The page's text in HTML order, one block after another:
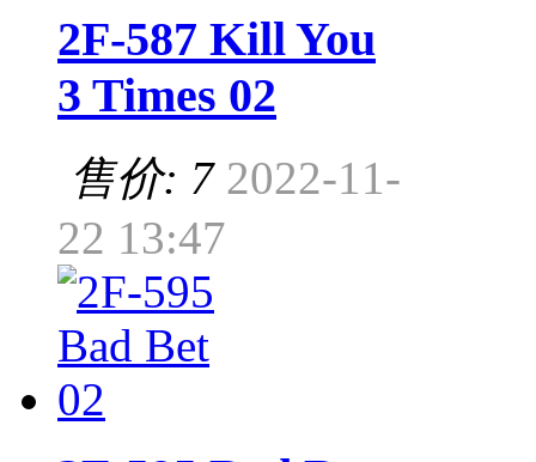
2F-587 Kill You
3 Times 02
售价: 7 2022-11-
22 13:47